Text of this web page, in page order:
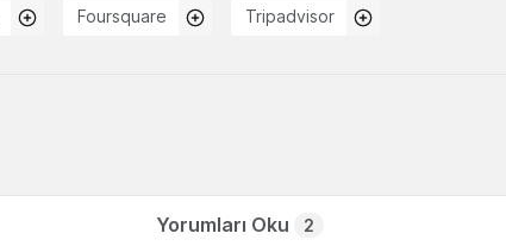
Foursquare Tripadvisor
Yorumları Oku 2